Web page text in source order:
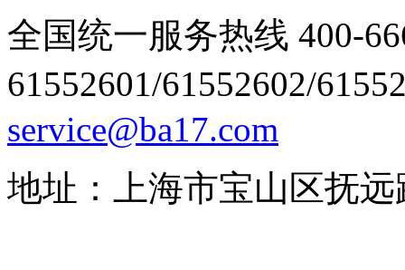
全国统一服务热线 400-
61552601/61552602/
service@ba17.com
地址：上海市宝山区抚